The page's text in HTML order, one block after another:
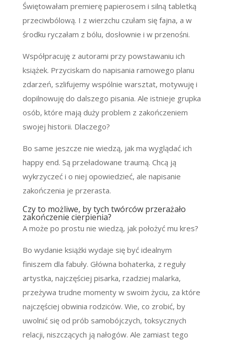
Świętowałam premierę papierosem i silną tabletką
przeciwbólową. I z wierzchu czułam się fajna, a w
środku ryczałam z bólu, dosłownie i w przenośni.
Współpracuję z autorami przy powstawaniu ich
książek. Przyciskam do napisania ramowego planu
zdarzeń, szlifujemy wspólnie warsztat, motywuję i
dopilnowuję do dalszego pisania. Ale istnieje grupka
osób, które mają duży problem z zakończeniem
swojej historii. Dlaczego?
Bo same jeszcze nie wiedzą, jak ma wyglądać ich
happy end. Są przeładowane traumą. Chcą ją
wykrzyczeć i o niej opowiedzieć, ale napisanie
zakończenia je przerasta.
Czy to możliwe, by tych twórców przerażało
zakończenie cierpienia?
A może po prostu nie wiedzą, jak położyć mu kres?
Bo wydanie książki wydaje się być idealnym
finiszem dla fabuły. Główna bohaterka, z reguły
artystka, najczęściej pisarka, rzadziej malarka,
przeżywa trudne momenty w swoim życiu, za które
najczęściej obwinia rodziców. Wie, co zrobić, by
uwolnić się od prób samobójczych, toksycznych
relacji, niszczących ją nałogów. Ale zamiast tego